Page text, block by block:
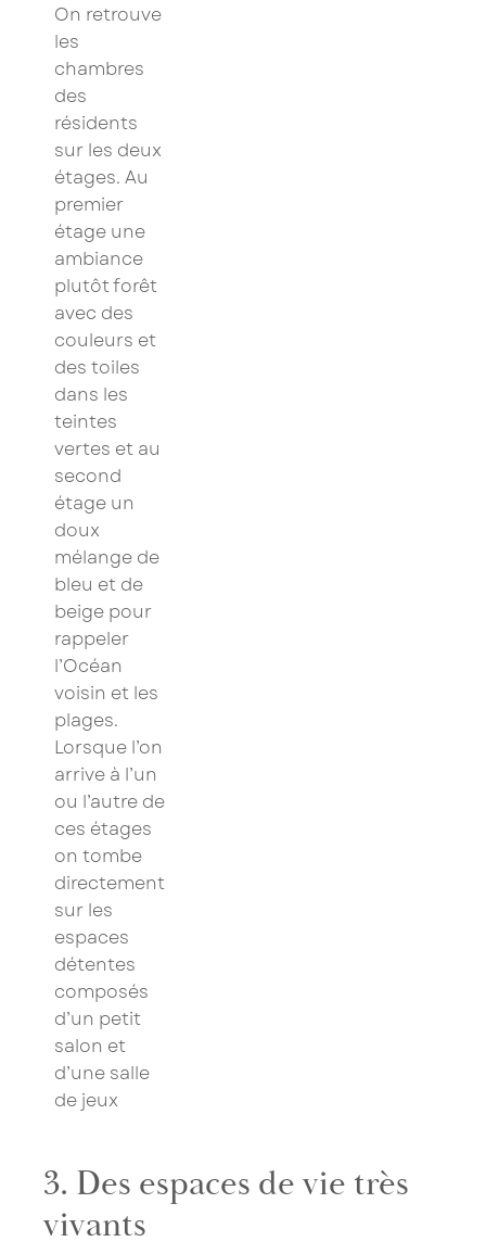
On retrouve
les
chambres
des
résidents
sur les deux
étages. Au
premier
étage une
ambiance
plutôt forêt
avec des
couleurs et
des toiles
dans les
teintes
vertes et au
second
étage un
doux
mélange de
bleu et de
beige pour
rappeler
l’Océan
voisin et les
plages.
Lorsque l’on
arrive à l’un
ou l’autre de
ces étages
on tombe
directement
sur les
espaces
détentes
composés
d’un petit
salon et
d’une salle
de jeux
3. Des espaces de vie très
vivants
Saissisez votre adresse Email pour vous inscrire :
Je confirme mon inscription à la newsletter
Les champs marqués d’un astérisque ( *) sont
obligatoires.